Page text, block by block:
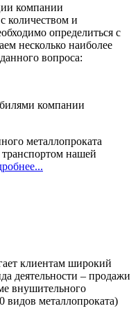
компании
количеством и
определиться с
несколько наиболее
вопроса:
компании
металлопроката
нашей
клиентам широкий
деятельности – продажи
внушительного
видов металлопроката)